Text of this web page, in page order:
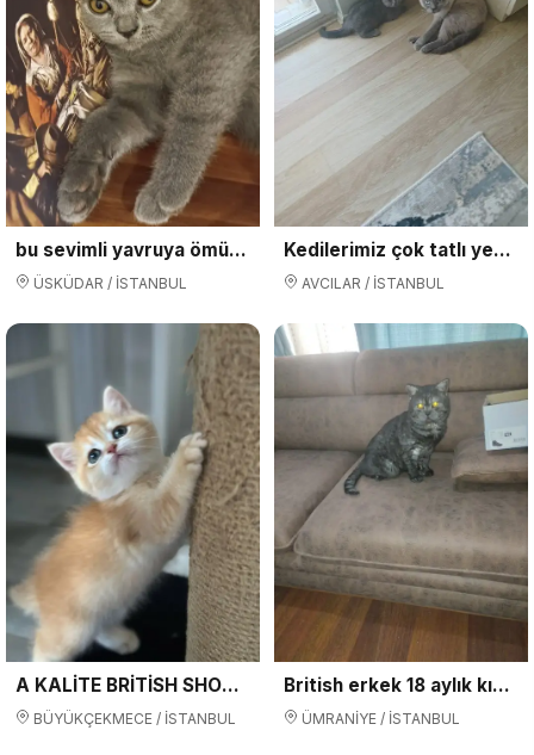
bu sevimli yavruya ömürlük yuva
ÜSKÜDAR / İSTANBUL
Kedilerimiz çok tatlı yeni yuvalarını bekliyor.
AVCILAR / İSTANBUL
A KALİTE BRİTİSH SHORTHAİR GOLD ve blupoint- silvır yavruyavrular
BÜYÜKÇEKMECE / İSTANBUL
British erkek 18 aylık kısır değil üçretsiz sahiplenmek isteyen
ÜMRANİYE / İSTANBUL